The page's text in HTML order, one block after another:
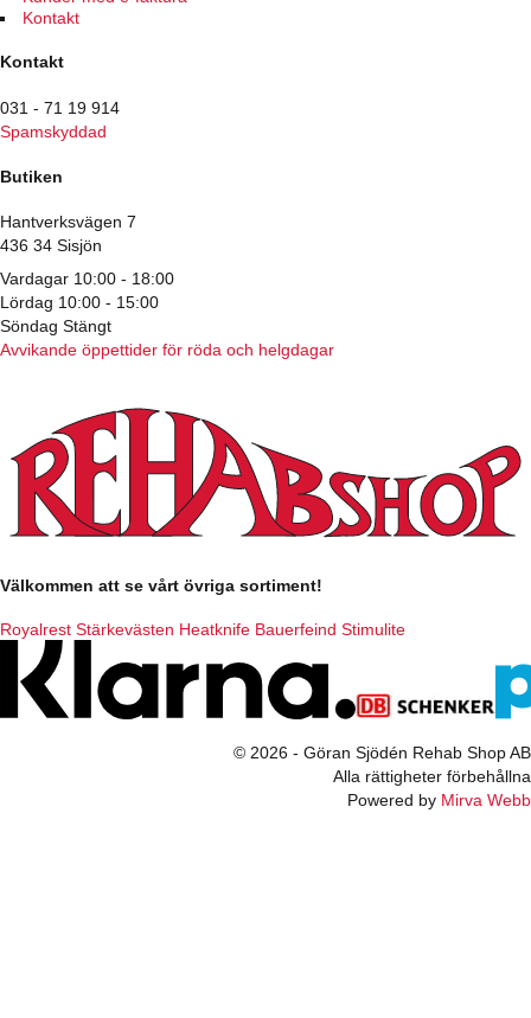
Kontakt
Kontakt
031 - 71 19 914
Spamskyddad
Butiken
Hantverksvägen 7
436 34 Sisjön
Vardagar 10:00 - 18:00
Lördag 10:00 - 15:00
Söndag Stängt
Avvikande öppettider för röda och helgdagar
Välkommen att se vårt övriga sortiment!
Royalrest Stärkevästen Heatknife Bauerfeind Stimulite
© 2026 - Göran Sjödén Rehab Shop AB
Alla rättigheter förbehållna
Powered by Mirva Webb